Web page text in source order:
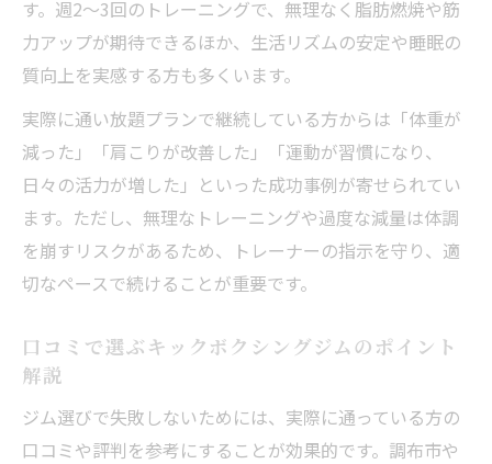
調布市で根付くキックボクシング仲間との
繋がり方
ポイント
レビューを参考にした継続しやすいジム選
び
成長を実感できるキックボクシング生活の
始め方
す。週2～3回のトレーニングで、無理なく脂肪燃焼や筋
力アップが期待できるほか、生活リズムの安定や睡眠の
質向上を実感する方も多くいます。
実際に通い放題プランで継続している方からは「体重が
減った」「肩こりが改善した」「運動が習慣になり、
日々の活力が増した」といった成功事例が寄せられてい
ます。ただし、無理なトレーニングや過度な減量は体調
を崩すリスクがあるため、トレーナーの指示を守り、適
切なペースで続けることが重要です。
口コミで選ぶキックボクシングジムのポイント
解説
ジム選びで失敗しないためには、実際に通っている方の
口コミや評判を参考にすることが効果的です。調布市や